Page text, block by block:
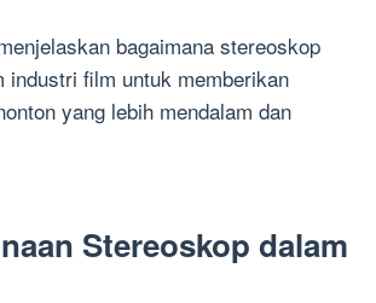
bagaimana stereoskop
industri film untuk memberikan
yang lebih mendalam dan
Stereoskop dalam